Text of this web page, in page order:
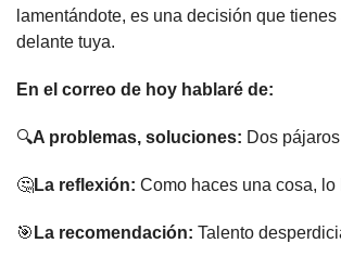
lamentándote, es una decisión que
delante tuya.
En el correo de hoy hablaré de:
🔍A problemas, soluciones: Dos
🤔La reflexión: Como haces una cosa, lo
🎯 La recomendación: Talento